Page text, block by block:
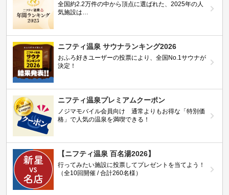
全国約2.2万件の中から頂点に選ばれた、2025年の人
気施設は…
ニフティ温泉 サウナランキング2026
おふろ好きユーザーの投票により、全国No.1サウナが
決定！
ニフティ温泉プレミアムクーポン
ノジマモバイル会員向け 通常よりもお得な「特別価
格」で人気の温泉を満喫できる！
【ニフティ温泉 百名湯2026】
行ってみたい施設に投票してプレゼントを当てよう！
（全10回開催 / 合計260名様）